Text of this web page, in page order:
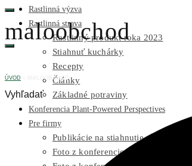
Rastlinná výzva
Rastlinná strava
Rastlinný produkt roka 2023
Stiahnuť kuchárky
Recepty
Články
Základné potraviny
Konferencia Plant-Powered Perspectives
Pre firmy
Publikácie na stiahnutie
Foto z konferencie Plant-Powered
maloobchod
ÚVOD MALOOBCHOD
Vyhľadať